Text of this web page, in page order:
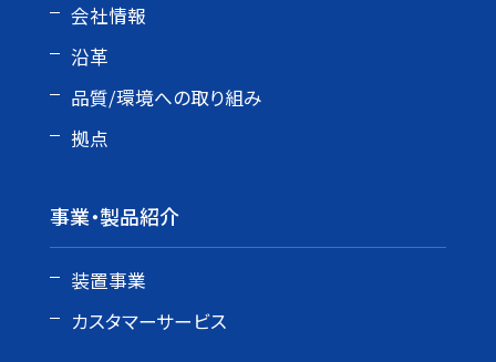
会社情報
沿革
品質/環境への取り組み
拠点
事業・製品紹介
装置事業
カスタマーサービス